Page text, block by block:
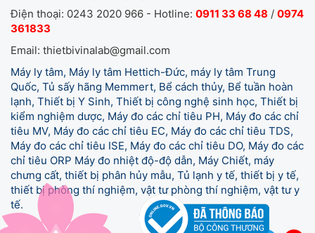
Điện thoại: 0243 2020 966 - Hotline: 0911 33 68 48 / 0974
361833
Email: thietbivinalab@gmail.com
Máy ly tâm, Máy ly tâm Hettich-Đức, máy ly tâm Trung
Quốc, Tủ sấy hãng Memmert, Bể cách thủy, Bể tuần hoàn
lạnh, Thiết bị Y Sinh, Thiết bị công nghệ sinh học, Thiết bị
kiểm nghiệm dược, Máy đo các chỉ tiêu PH, Máy đo các chỉ
tiêu MV, Máy đo các chỉ tiêu EC, Máy đo các chỉ tiêu TDS,
Máy đo các chỉ tiêu ISE, Máy đo các chỉ tiêu DO, Máy đo các
chỉ tiêu ORP Máy đo nhiệt độ-độ dẫn, Máy Chiết, máy
chưng cất, thiết bị phân hủy mẫu, Tủ lạnh y tế, thiết bị y tế,
thiết bị phòng thí nghiệm, vật tư phòng thí nghiệm, vật tư y
tế.